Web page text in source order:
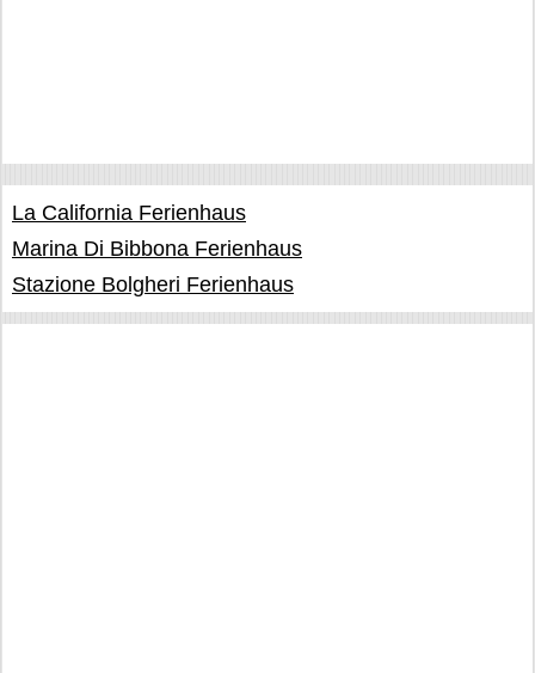
La California Ferienhaus
Marina Di Bibbona Ferienhaus
Stazione Bolgheri Ferienhaus